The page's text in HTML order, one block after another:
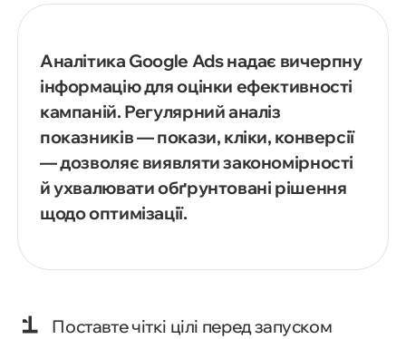
Аналітика Google Ads надає вичерпну
інформацію для оцінки ефективності
кампаній. Регулярний аналіз
показників — покази, кліки, конверсії
— дозволяє виявляти закономірності
й ухвалювати обґрунтовані рішення
щодо оптимізації.
Поставте чіткі цілі перед запуском